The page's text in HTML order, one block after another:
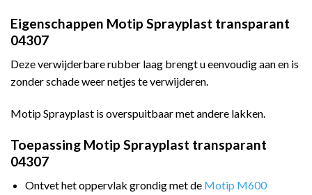
Eigenschappen Motip Sprayplast transparant
04307
Deze verwijderbare rubber laag brengt u eenvoudig aan en is
zonder schade weer netjes te verwijderen.
Motip Sprayplast is overspuitbaar met andere lakken.
Toepassing Motip Sprayplast transparant
04307
Ontvet het oppervlak grondig met de Motip M600